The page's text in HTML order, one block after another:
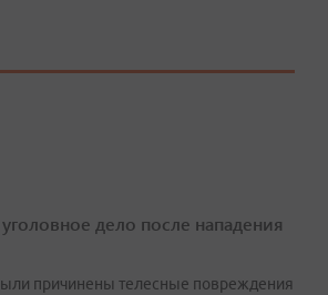
дело после нападения
причинены телесные повреждения